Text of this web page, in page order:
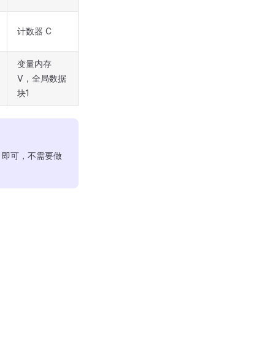
计数器 C
变量内存
V，全局数据
块1
可，不需要做